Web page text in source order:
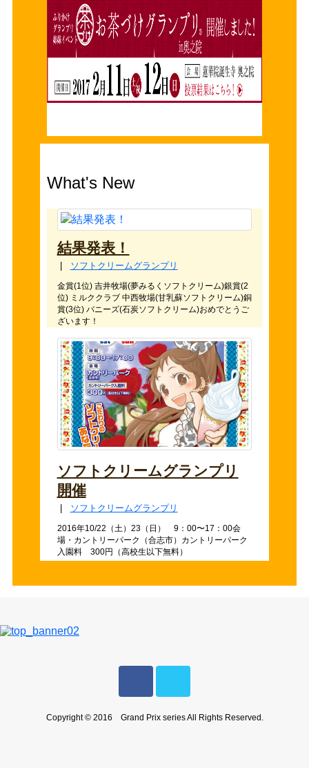
What's New
結果発表！
ソフトクリームグランプリ
金賞(1位) 吉井牧場(夢みるくソフトクリーム)銀賞(2
位) ミルククラブ 中西牧場(甘乳蘇ソフトクリーム)銅
賞(3位) バニーズ(石炭ソフトクリーム)おめでとうご
ざいます！
ソフトクリームグランプリ
開催
| ソフトクリームグランプリ
2016年10/22（土）23（日） 9：00〜17：00会
場・カントリーパーク（合志市）カントリーパーク
入園料 300円（高校生以下無料）
Copyright © 2016 Grand Prix series All Rights Reserved.